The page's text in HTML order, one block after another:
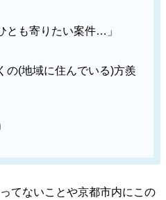
とも寄りたい案件…」
の(地域に住んでいる)方羨
てないことや京都市内にこの